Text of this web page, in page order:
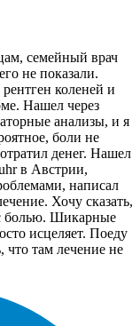
семейный врач
не показали.
коленей и
Нашел через
анализы, и я
боли не
денег. Нашел
в Австрии,
написал
Хочу сказать,
болью. Шикарные
исцеляет. Поеду
что там лечение не